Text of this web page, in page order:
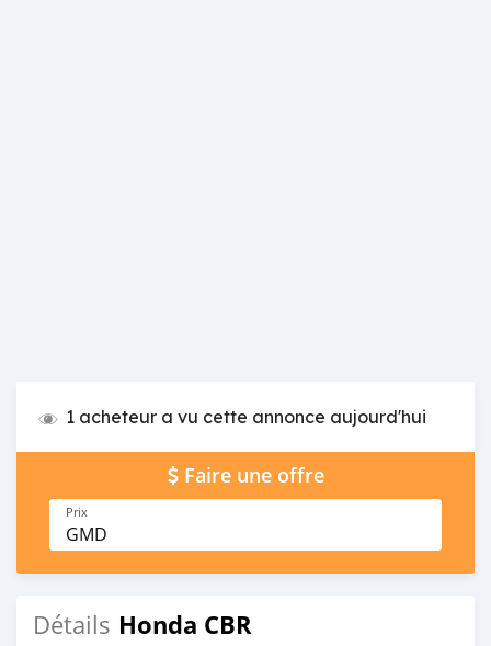
1 acheteur a vu cette annonce aujourd'hui
Faire une offre
Prix
GMD
Détails Honda CBR